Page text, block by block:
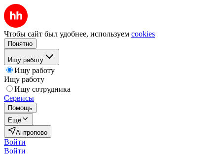
Чтобы сайт был удобнее, используем cookies
Понятно
Ищу работу
Ищу работу
Ищу работу
Ищу сотрудника
Сервисы
Помощь
Ещё
Антропово
Войти
Войти